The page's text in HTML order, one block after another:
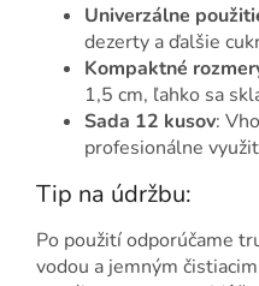
Univerzálne
dezerty a ďalšie
Kompaktné
1,5 cm, ľahko sa
Sada 12 kusov:
profesionálne
Tip na údržbu:
Po použití odporúčame
vodou a jemným